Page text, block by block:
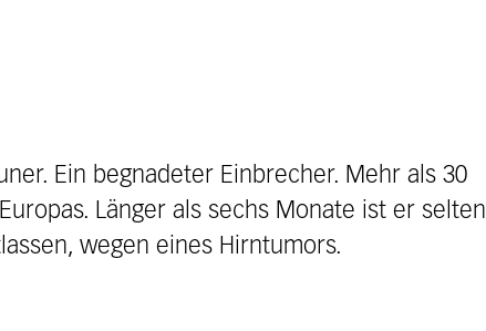
Ein begnadeter Einbrecher. Mehr als 30
Länger als sechs Monate ist er selten
wegen eines Hirntumors.